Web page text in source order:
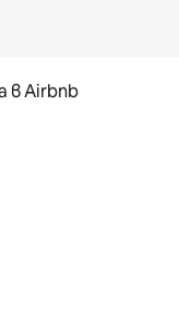
в Airbnb